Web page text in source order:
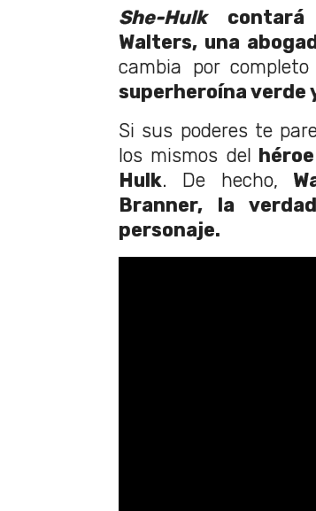
She-Hulk
Walters, una
cambia por
superheroína verde
Si sus poderes te
los mismos del
Hulk. De hecho,
Branner, la
personaje.